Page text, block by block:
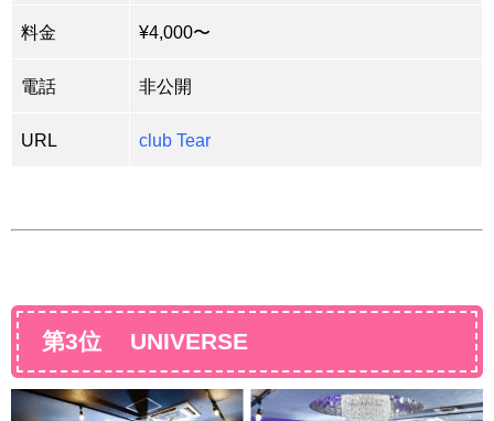
料金 ¥4,000〜
電話 非公開
URL club Tear
第3位 UNIVERSE